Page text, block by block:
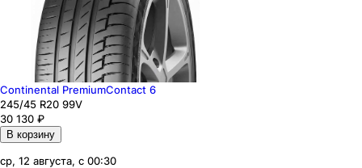
Continental PremiumContact 6
245/45 R20 99V
30 130 ₽
В корзину
ср, 12 августа, с 00:30